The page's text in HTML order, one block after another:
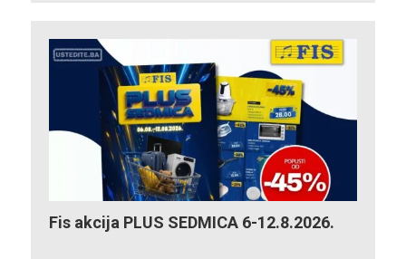
Fis akcija PLUS SEDMICA 6-12.8.2026.